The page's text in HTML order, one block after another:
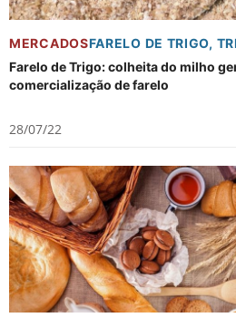
MERCADOSFARELO DE TRIGO,
Farelo de Trigo: colheita do milho
comercialização de farelo
28/07/22